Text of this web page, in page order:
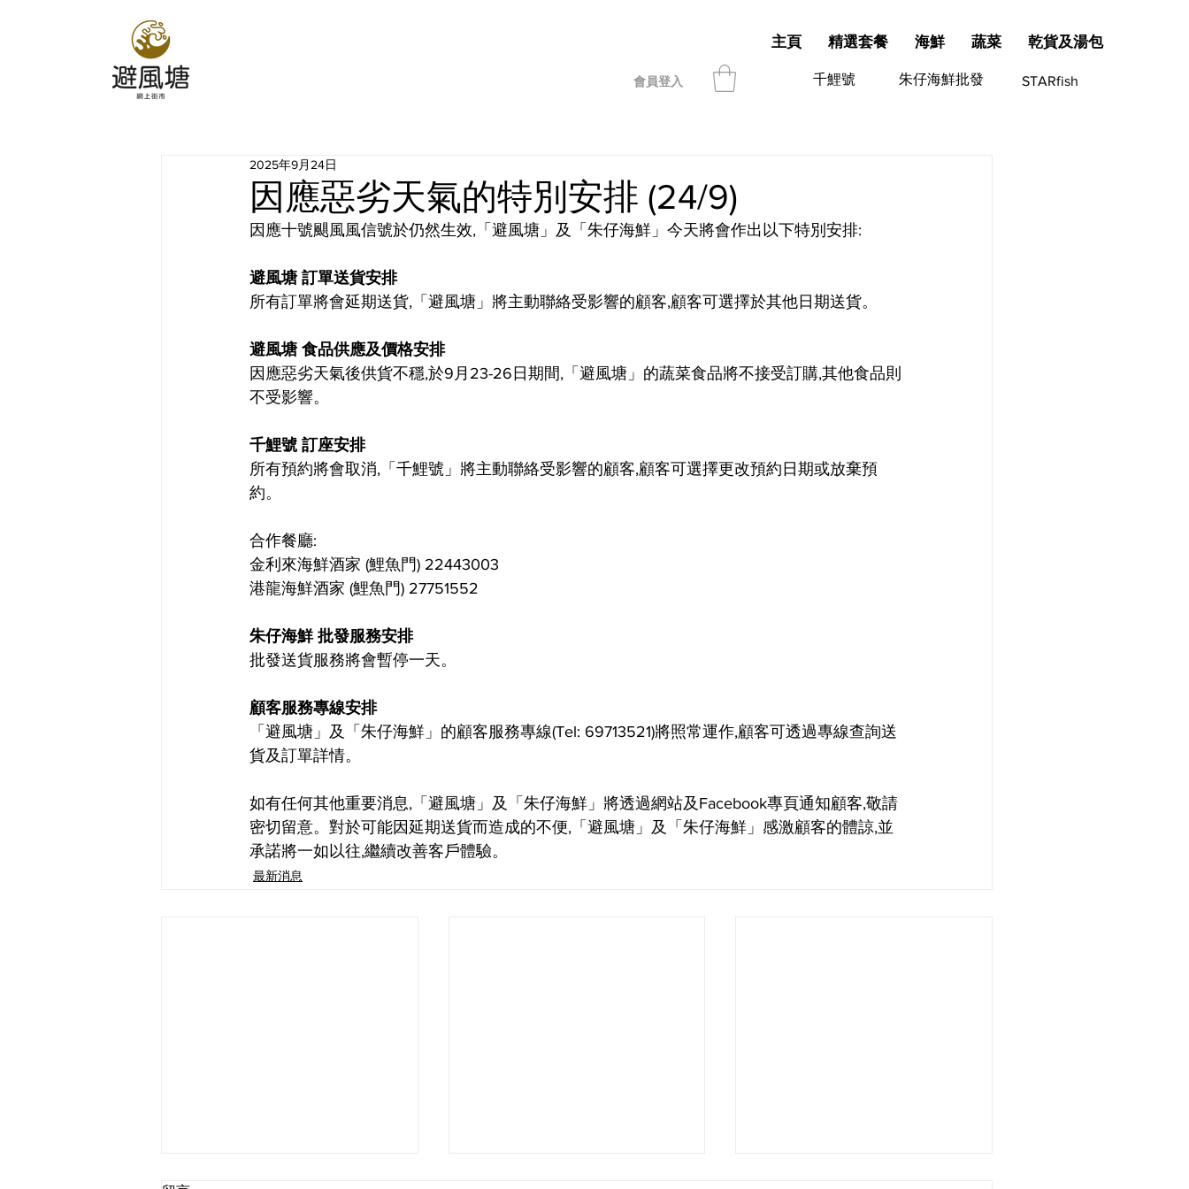
主頁 精選套餐 海鮮 蔬菜 乾貨及湯包
會員登入 千鯉號 朱仔海鮮批發 STARfish
因應惡劣天氣的特別安排 (24/9)
2025年9月24日
因應十號颶風風信號於仍然生效,「避風塘」及「朱仔海鮮」今天將會作出以下特別安排:
避風塘 訂單送貨安排
所有訂單將會延期送貨,「避風塘」將主動聯絡受影響的顧客,顧客可選擇於其他日期送貨。
避風塘 食品供應及價格安排
因應惡劣天氣後供貨不穩,於9月23-26日期間,「避風塘」 的蔬菜食品將不接受訂購,其他食品則
不受影響。
千鯉號 訂座安排
所有預約將會取消,「千鯉號」將主動聯絡受影響的顧客,顧客可選擇更改預約日期或放棄預
約。
合作餐廳:
金利來海鮮酒家 (鯉魚門) 22443003
港龍海鮮酒家 (鯉魚門) 27751552
朱仔海鮮 批發服務安排
批發送貨服務將會暫停一天。
顧客服務專線安排
「避風塘」及「朱仔海鮮」的顧客服務專線(Tel: 69713521)將照常運作,顧客可透過專線查詢送
貨及訂單詳情。
如有任何其他重要消息,「避風塘」及「朱仔海鮮」將透過網站及Facebook專頁通知顧客,敬請
密切留意。對於可能因延期送貨而造成的不便,「避風塘」及「朱仔海鮮」感激顧客的體諒,並
承諾將一如以往,繼續改善客戶體驗。
最新消息
因應惡劣天氣的特別安排